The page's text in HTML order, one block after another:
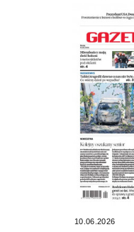
10.06.2026